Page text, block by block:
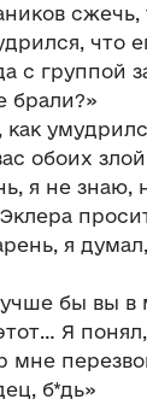
что
с группой
брали?»
обоих
я не знаю,
я
бы вы в
Я
б*дь»